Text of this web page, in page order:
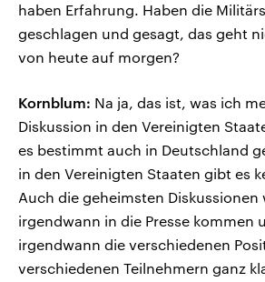
haben Erfahrung. Haben die
geschlagen und gesagt, das geht
von heute auf morgen?
Kornblum: Na ja, das ist, was ich
Diskussion in den Vereinigten
es bestimmt auch in Deutschland
in den Vereinigten Staaten gibt es
Auch die geheimsten Diskussionen
irgendwann in die Presse kommen
irgendwann die verschiedenen
verschiedenen Teilnehmern ganz